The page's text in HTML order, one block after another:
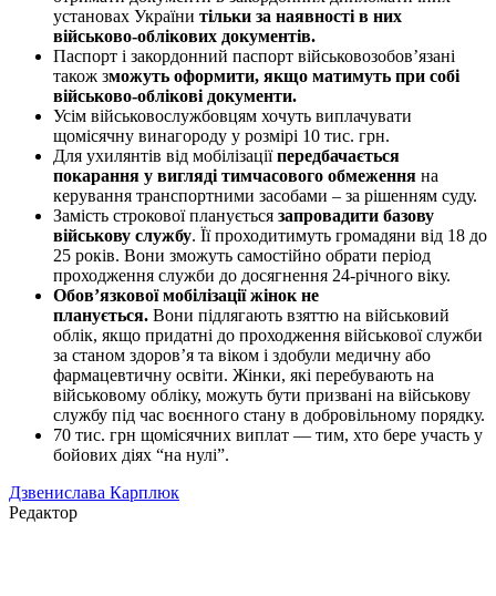
установах України тільки за наявності в них
військово-облікових документів.
Паспорт і закордонний паспорт військовозобов’язані
також зможуть оформити, якщо матимуть при собі
військово-облікові документи.
Усім військовослужбовцям хочуть виплачувати
щомісячну винагороду у розмірі 10 тис. грн.
Для ухилянтів від мобілізаціїпередбачається
покарання у вигляді тимчасового обмеження на
керування транспортними засобами – за рішенням суду.
Замість строкової планується запровадити базову
військову службу. Її проходитимуть громадяни від 18 до
25 років. Вони зможуть самостійно обрати період
проходження служби до досягнення 24-річного віку.
Обовʼязкової мобілізації жінок не
планується. Вони підлягають взяттю на військовий
облік, якщо придатні до проходження військової служби
за станом здоров’я та віком і здобули медичну або
фармацевтичну освіти. Жінки, які перебувають на
військовому обліку, можуть бути призвані на військову
службу під час воєнного стану в добровільному порядку.
70 тис. грн щомісячних виплат — тим, хто бере участь у
бойових діях “на нулі”.
Дзвенислава Карплюк
Редактор